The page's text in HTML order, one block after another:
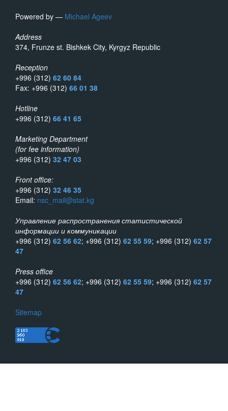
Powered by — Michael Ageev
Address
374, Frunze st. Bishkek City, Kyrgyz Republic
Reception
+996 (312) 62 60 84
Fax: +996 (312) 66 01 38
Hotline
+996 (312) 66 41 65
Marketing Department
(for fee information)
+996 (312) 32 47 03
Front office:
+996 (312) 32 46 35
Email: nsc_mail@stat.kg
Управление распространения статистической
информации и коммуникации
+996 (312) 62 56 62; +996 (312) 62 55 59; +996 (312) 62 57
47
Press office
+996 (312) 62 56 62; +996 (312) 62 55 59; +996 (312) 62 57
47
Sitemap